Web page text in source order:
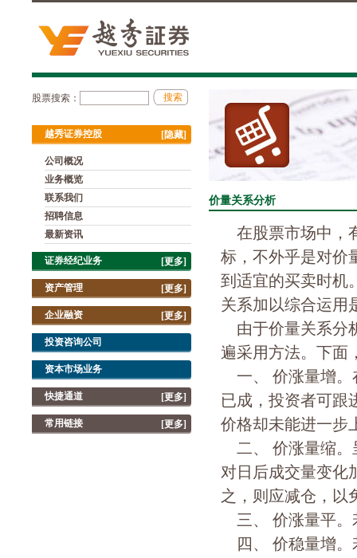
股票搜索：
[隐藏]
越秀证券控股
公司概况
业务概览
联系我们
招聘信息
最新资讯
[更多]
证券经纪业务
[更多]
资产管理
[更多]
企业融资
投资咨询公司
资本市场业务
[更多]
快捷通道
[更多]
常用链接
价量关系分析
在股票市场中，
标，不外乎是对价
到适宜的买卖时机
关系加以综合运用
由于价量关系分
遍采用方法。下面
一、 价涨量增。
已成，投资者可跟
价格却未能进一步
二、 价涨量缩。
对日后成交量变化
之，则应减仓，以
三、 价涨量平。
四、 价稳量增。